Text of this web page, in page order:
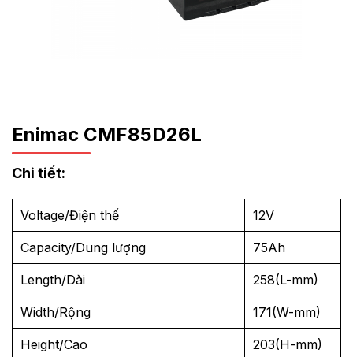
Enimac CMF85D26L
Chi tiết:
Voltage/Điện thế 12V
Capacity/Dung lượng 75Ah
Length/Dài 258(L-mm)
Width/Rộng 171(W-mm)
Height/Cao 203(H-mm)